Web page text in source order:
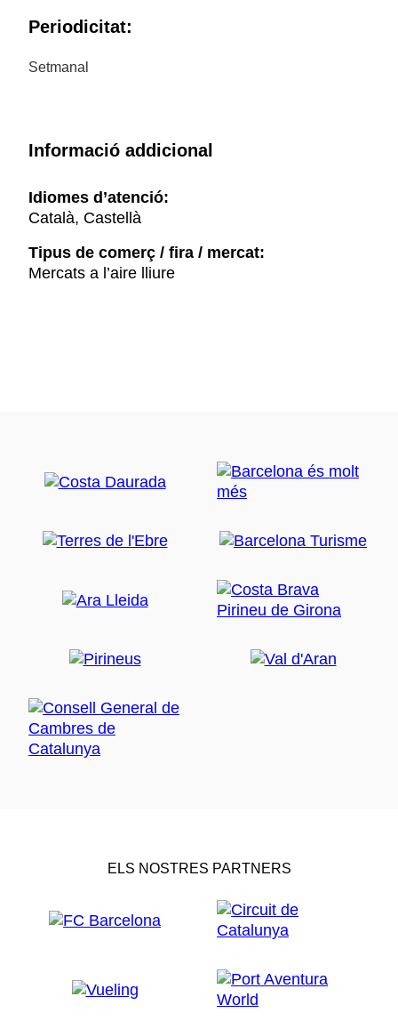
Periodicitat:
Setmanal
Informació addicional
Idiomes d’atenció:
Català, Castellà
Tipus de comerç / fira / mercat:
Mercats a l’aire lliure
ELS NOSTRES PARTNERS